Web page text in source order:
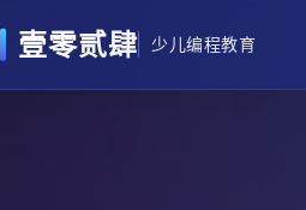
壹零贰肆 少儿编程教育